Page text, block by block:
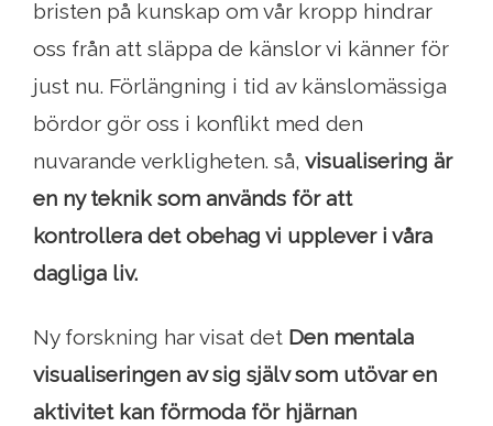
bristen på kunskap om vår kropp hindrar
oss från att släppa de känslor vi känner för
just nu. Förlängning i tid av känslomässiga
bördor gör oss i konflikt med den
nuvarande verkligheten. så, visualisering är
en ny teknik som används för att
kontrollera det obehag vi upplever i våra
dagliga liv.
Ny forskning har visat det Den mentala
visualiseringen av sig själv som utövar en
aktivitet kan förmoda för hjärnan